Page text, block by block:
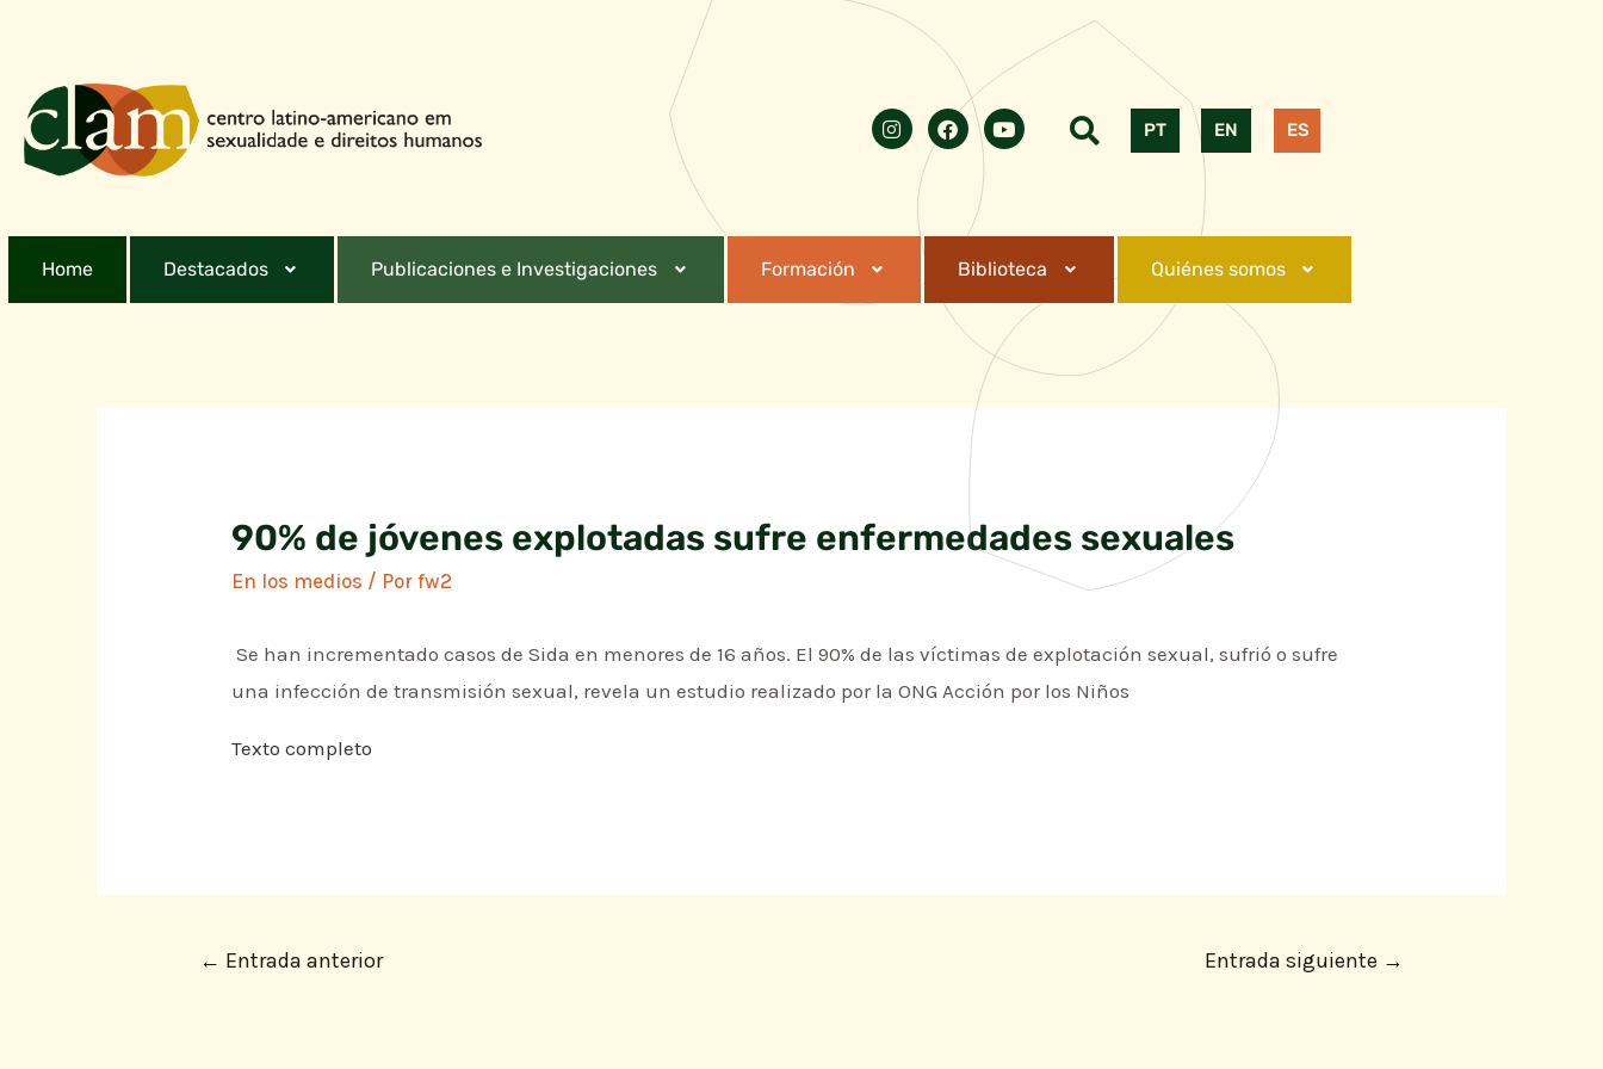
PT EN ES
Home Destacados Publicaciones e Investigaciones Formación Biblioteca Quiénes somos
90% de jóvenes explotadas sufre enfermedades sexuales
En los medios / Porfw2
Se han incrementado casos de Sida en menores de 16 años. El 90% de las víctimas de explotación sexual, sufrió o sufre
una infección de transmisión sexual, revela un estudio realizado por la ONG Acción por los Niños
Texto completo
← Entrada anterior Entrada siguiente →